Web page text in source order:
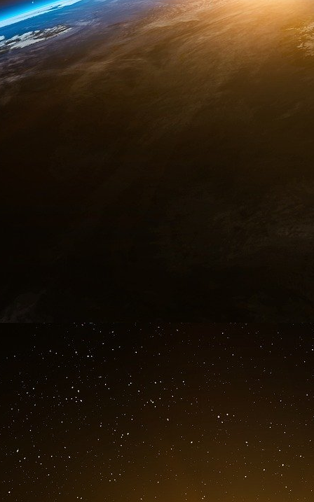
industrie du gaz de schiste dans un autre
une hypocrisie parce que le climat et les gaz
ça. Ce qui est émis aux États-Unis aura un